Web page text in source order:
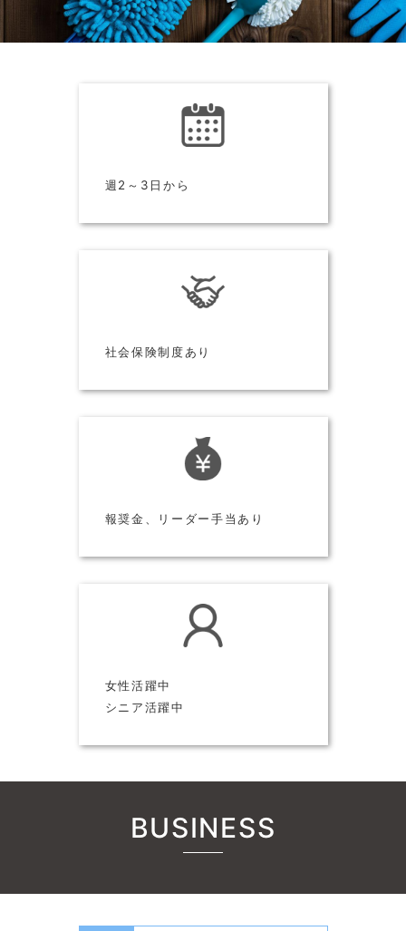
週2～3日から
社会保険制度あり
報奨金、リーダー手当あり
女性活躍中
シニア活躍中
BUSINESS